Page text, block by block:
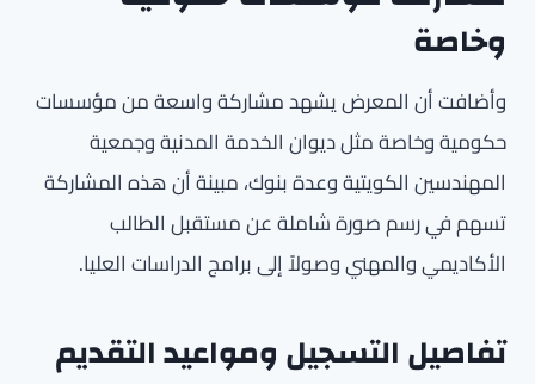
وخاصة
وأضافت أن المعرض يشهد مشاركة واسعة من مؤسسات
حكومية وخاصة مثل ديوان الخدمة المدنية وجمعية
المهندسين الكويتية وعدة بنوك، مبينة أن هذه المشاركة
تسهم في رسم صورة شاملة عن مستقبل الطالب
الأكاديمي والمهني وصولاً إلى برامج الدراسات العليا.
تفاصيل التسجيل ومواعيد التقديم